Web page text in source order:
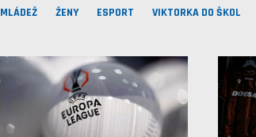
MLÁDEŽ ŽENY ESPORT VIKTORKA DO ŠKOL